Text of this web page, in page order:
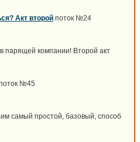
Акт второй поток №24
парящей компании! Второй акт
№45
самый простой, базовый, способ